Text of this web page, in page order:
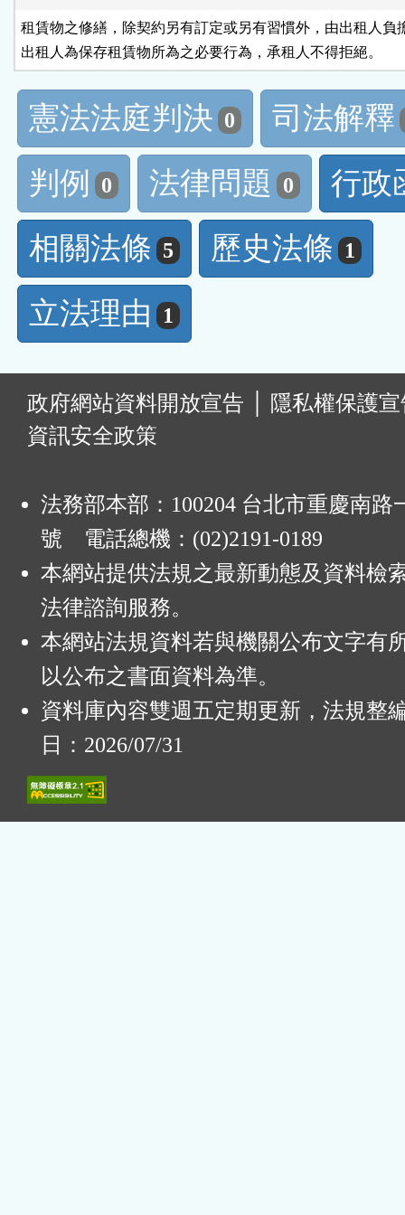
租賃物之修繕，除契約另有訂定或另有習慣外，由出租人負
出租人為保存租賃物所為之必要行為，承租人不得拒絕。
憲法法庭判決 0
司法解釋
判例
0 法律問題 0
行政
相關法條 5 歷史法條 1
立法理由 1
政府網站資料開放宣告
隱私權保護
資訊安全政策
法務部本部：100204 台北市重慶南路
號 電話總機：(02)2191-0189
本網站提供法規之最新動態及資料檢
法律諮詢服務。
本網站法規資料若與機關公布文字有
以公布之書面資料為準。
資料庫內容雙週五定期更新，法規整
日：2026/07/31